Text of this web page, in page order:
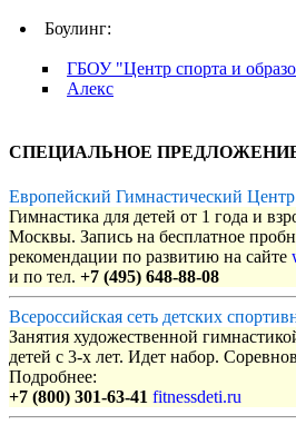
Боулинг:
ГБОУ "Центр спорта и
Алекс
СПЕЦИАЛЬНОЕ
Европейский Гимнастический Центр
Гимнастика для детей от 1 года и
Москвы. Запись на бесплатное
рекомендации по развитию на сайте
и по тел. +7 (495) 648-88-08
Всероссийская сеть детских
Занятия художественной
детей с 3-х лет. Идет набор.
Подробнее:
+7 (800) 301-63-41 fitnessdeti.ru